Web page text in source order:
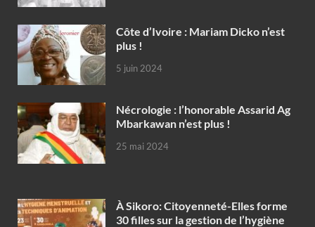
Côte d’Ivoire : Mariam Dicko n’est
plus !
5 juin 2024
Nécrologie : l’honorable Assarid Ag
Mbarkawan n’est plus !
25 mai 2024
À Sikoro: Citoyenneté-Elles forme
30 filles sur la gestion de l’hygiène